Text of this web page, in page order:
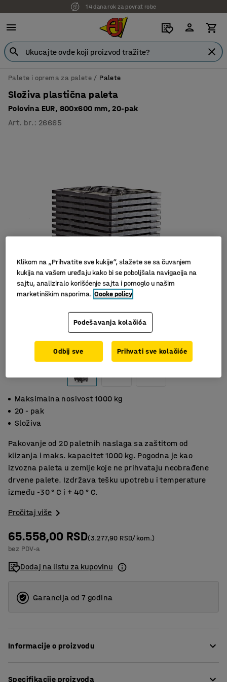
14 dana rok za povrat robe
Palete i oprema za palete Palete
Složiva plastična paleta
Polovina EUR, 800x600 mm, 20-pak
Art. br. : 26665
Maksimalna nosivost 1000 kg
20 - pak
Složiva
Pakovanje od 20 paletnih naslaga sa zaštitom od
klizanja i maks. kapacitet 1000 kg. Pogodna je kao
izvozna paleta u zemlje koje ne prihvataju neobrađene
drvene palete. Izdržava tešku upotrebu i temperature
između -30 ° C i + 40 ° C.
Pročitaj više
65.558,00 RSD(3.277,90 RSD/kom.)
bez PDV-a
Dodaj na listu za kupovinu
Garancija od 7 godina
Informacije o proizvodu
Specifikacije proizvoda
Klikom na „Prihvatite sve kukije“, slažete se sa čuvanjem
kukija na vašem uređaju kako bi se poboljšala navigacija na
sajtu, analiziralo korišćenje sajta i pomoglo u našim
marketinškim naporima. Cooke policy
Podešavanja kolačića
Odbij sve Prihvati sve kolačiće